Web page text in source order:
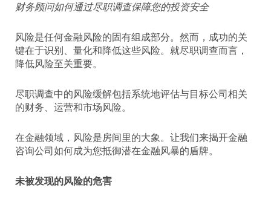
财务顾问如何通过尽职调查保障您的投资安全
风险是任何金融风险的固有组成部分。然而，成功的关
键在于识别、量化和降低这些风险。就尽职调查而言，
降低风险至关重要。
尽职调查中的风险缓解包括系统地评估与目标公司相关
的财务、运营和市场风险。
在金融领域，风险是房间里的大象。让我们来揭开金融
咨询公司如何成为您抵御潜在金融风暴的盾牌。
未被发现的风险的危害